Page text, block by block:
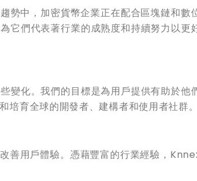
勢中，加密貨幣企業正在配合區塊鏈和數
它們代表著行業的成熟度和持續努力以更
變化。我們的目標是為用戶提供有助於他
育全球的開發者、建構者和使用者社群。
善用戶體驗。憑藉豐富的行業經驗，